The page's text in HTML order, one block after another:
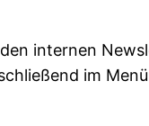
internen
im